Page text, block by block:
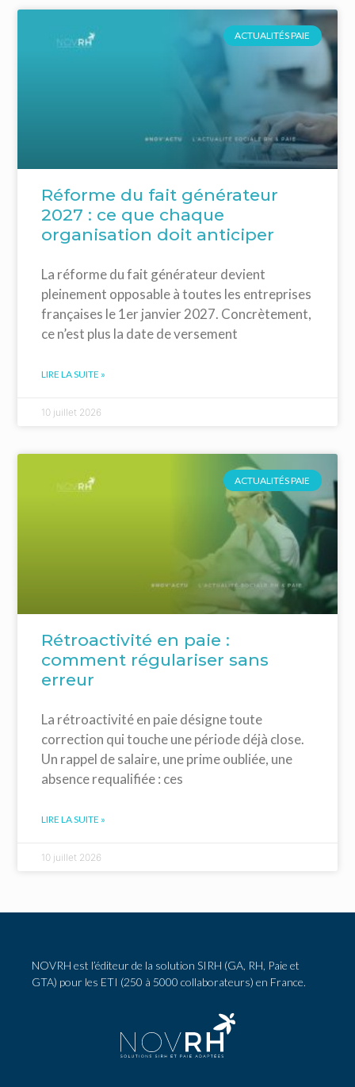
ACTUALITÉS PAIE
Réforme du fait générateur
2027 : ce que chaque
organisation doit anticiper
La réforme du fait générateur devient
pleinement opposable à toutes les entreprises
françaises le 1er janvier 2027. Concrètement,
ce n’est plus la date de versement
LIRE LA SUITE »
10 juillet 2026
ACTUALITÉS PAIE
Rétroactivité en paie :
comment régulariser sans
erreur
La rétroactivité en paie désigne toute
correction qui touche une période déjà close.
Un rappel de salaire, une prime oubliée, une
absence requalifiée : ces
LIRE LA SUITE »
10 juillet 2026
NOVRH est l’éditeur de la solution SIRH (GA, RH, Paie et
GTA) pour les ETI (250 à 5000 collaborateurs) en France.